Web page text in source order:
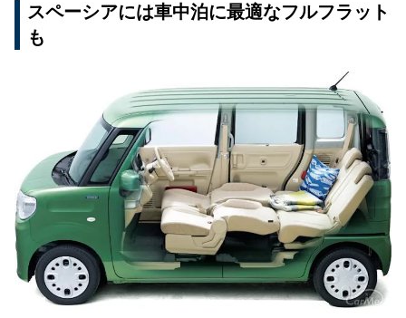
スペーシアには車中泊に最適なフルフラット
も